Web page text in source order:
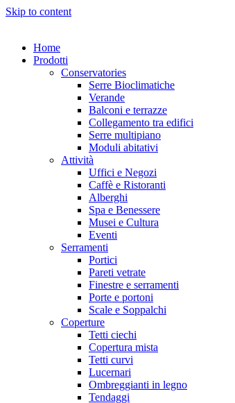
Skip to content
Home
Prodotti
Conservatories
Serre Bioclimatiche
Verande
Balconi e terrazze
Collegamento tra edifici
Serre multipiano
Moduli abitativi
Attività
Uffici e Negozi
Caffè e Ristoranti
Alberghi
Spa e Benessere
Musei e Cultura
Eventi
Serramenti
Portici
Pareti vetrate
Finestre e serramenti
Porte e portoni
Scale e Soppalchi
Coperture
Tetti ciechi
Copertura mista
Tetti curvi
Lucernari
Ombreggianti in legno
Tendaggi